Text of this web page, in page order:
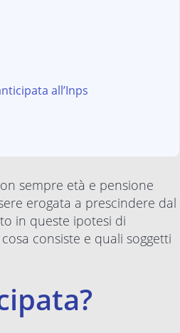
all’Inps
sempre età e pensione
erogata a prescindere dal
in queste ipotesi di
consiste e quali soggetti